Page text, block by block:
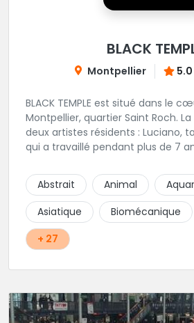
BLACK
Montpellier 5.0
BLACK TEMPLE est situé dans le
Montpellier, quartier Saint Roch. La boutique compte
deux artistes résidents : Luciano, tatoueur argentin,
qui a travaillé pendant plus de 7
qui a travaillé dans plusieurs
avant de rejoindre notre équipe. La
accueille plusieurs artistes
guests tout au long de l'année
d'autres styles.
Abstrait Animal
Asiatique
Biomécanique
+ 27